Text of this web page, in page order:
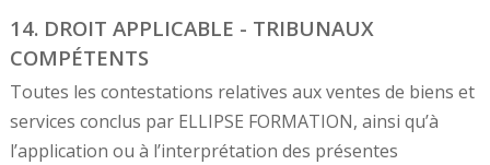
14. DROIT APPLICABLE - TRIBUNAUX
COMPÉTENTS
Toutes les contestations relatives aux ventes de biens et
services conclus par ELLIPSE FORMATION, ainsi qu’à
l’application ou à l’interprétation des présentes